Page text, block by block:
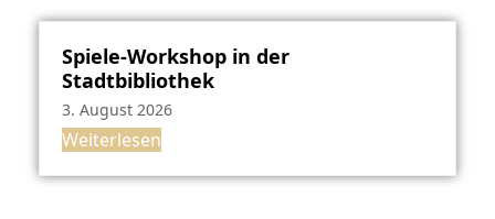
Spiele-Workshop in der
Stadtbibliothek
3. August 2026
Weiterlesen